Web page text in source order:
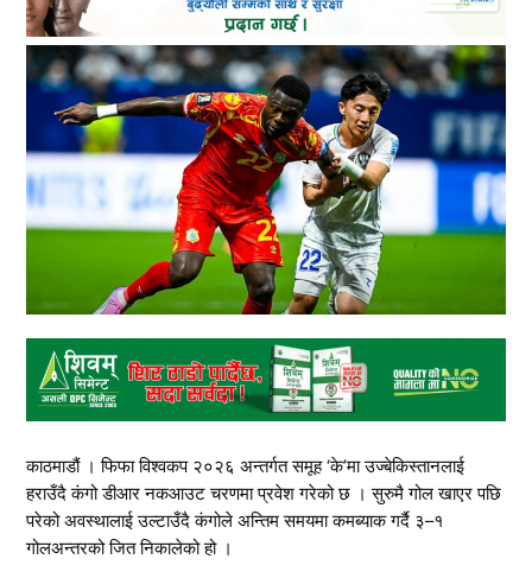
काठमाडौं । फिफा विश्वकप २०२६ अन्तर्गत समूह ‘के’मा उज्बेकिस्तानलाई
हराउँदै कंगो डीआर नकआउट चरणमा प्रवेश गरेको छ । सुरुमै गोल खाएर पछि
परेको अवस्थालाई उल्टाउँदै कंगोले अन्तिम समयमा कमब्याक गर्दै ३–१
गोलअन्तरको जित निकालेको हो ।